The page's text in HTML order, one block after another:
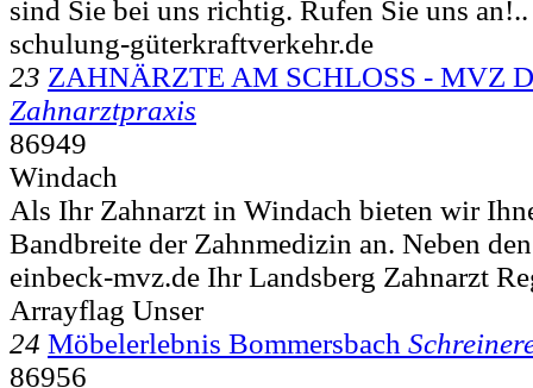
sind Sie bei uns richtig. Rufen Sie uns an!..
schulung-güterkraftverkehr.de
23 ZAHNÄRZTE AM SCHLOSS - MVZ
Zahnarztpraxis
86949
Windach
Als Ihr Zahnarzt in Windach bieten wir
Bandbreite der Zahnmedizin an. Neben
einbeck-mvz.de Ihr Landsberg Zahnarzt
Arrayflag Unser
24 Möbelerlebnis Bommersbach
86956